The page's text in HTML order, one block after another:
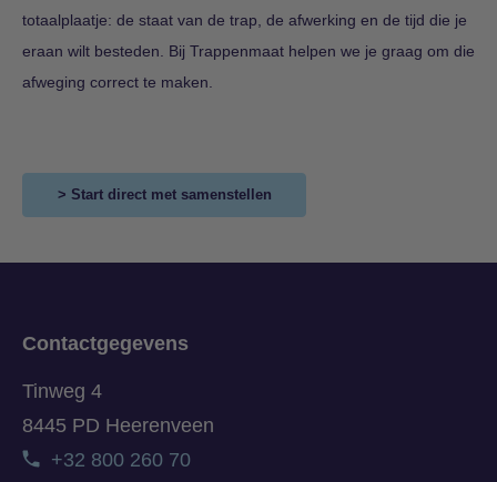
totaalplaatje: de staat van de trap, de afwerking en de tijd die je
eraan wilt besteden. Bij Trappenmaat helpen we je graag om die
afweging correct te maken.
> Start direct met samenstellen
Contactgegevens
Tinweg 4
8445 PD Heerenveen
+32 800 260 70